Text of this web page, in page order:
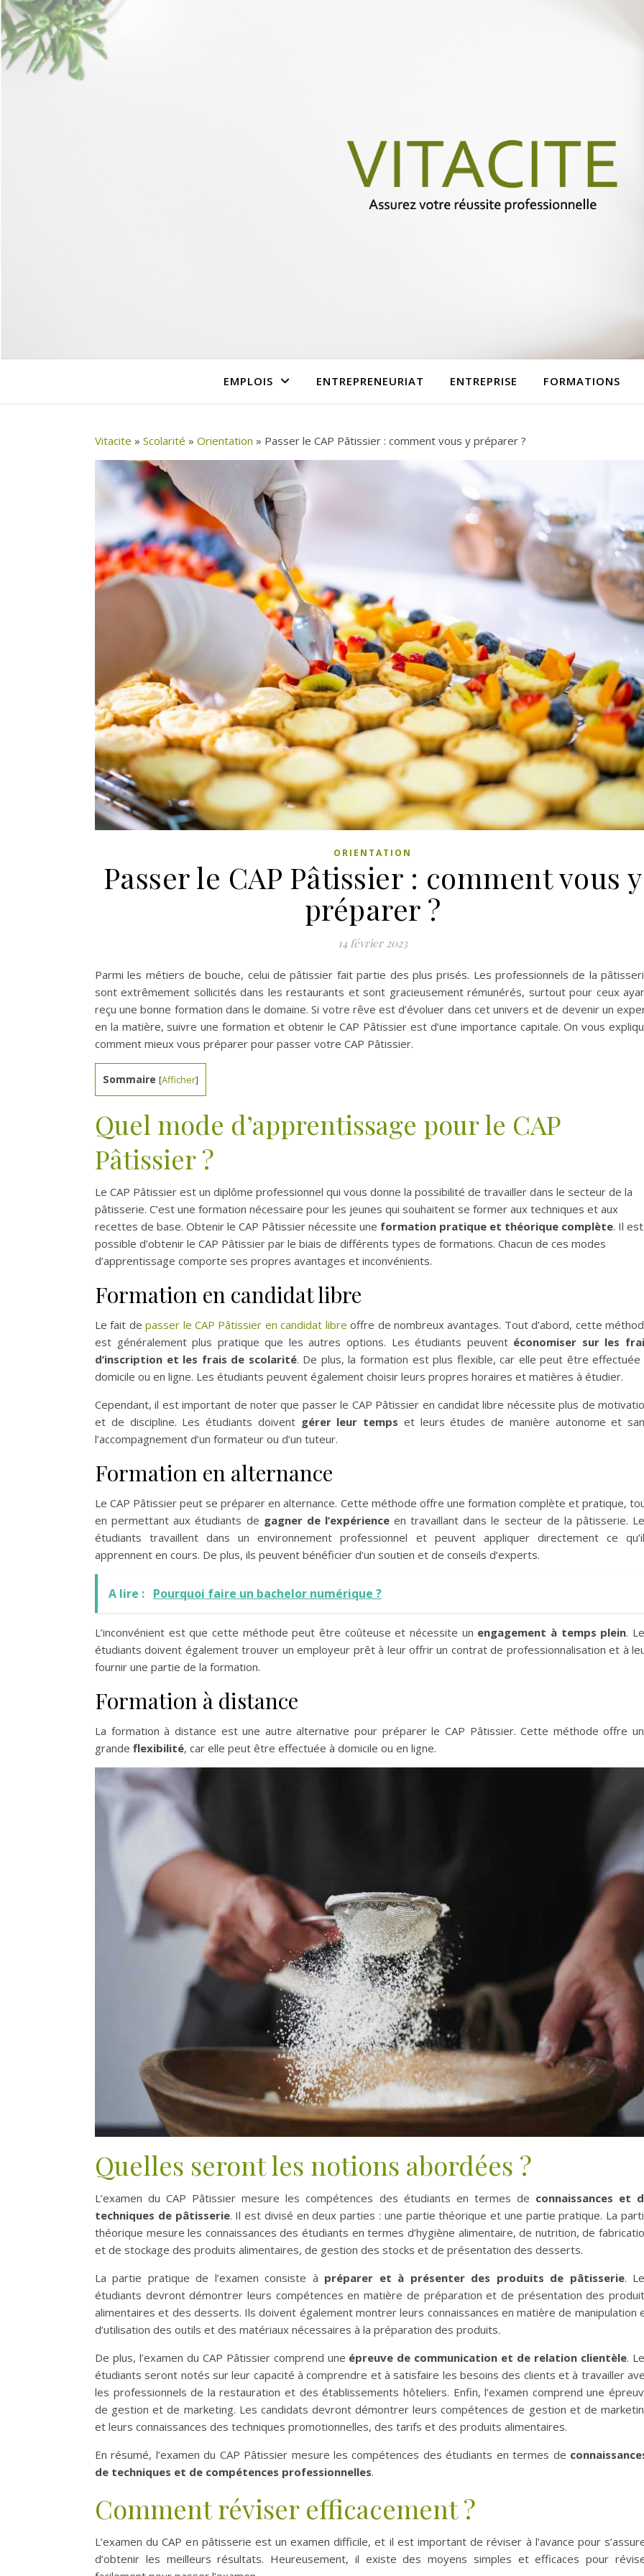
EMPLOIS ENTREPRENEURIAT ENTREPRISE FORMATIONS
Vitacite » Scolarité » Orientation » Passer le CAP Pâtissier : comment vous y préparer ?
ORIENTATION
Passer le CAP Pâtissier : comment vous y
préparer ?
14 février 2023
Parmi les métiers de bouche, celui de pâtissier fait partie des plus prisés. Les professionnels de la
sont extrêmement sollicités dans les restaurants et sont gracieusement rémunérés, surtout pour ceux
reçu une bonne formation dans le domaine. Si votre rêve est d’évoluer dans cet univers et de devenir un
en la matière, suivre une formation et obtenir le CAP Pâtissier est d’une importance capitale. On vous
comment mieux vous préparer pour passer votre CAP Pâtissier.
Sommaire [Afficher]
Quel mode d’apprentissage pour le CAP
Pâtissier ?
Le CAP Pâtissier est un diplôme professionnel qui vous donne la possibilité de travailler dans le secteur de la
pâtisserie. C’est une formation nécessaire pour les jeunes qui souhaitent se former aux techniques et aux
recettes de base. Obtenir le CAP Pâtissier nécessite une formation pratique et théorique complète. Il est
possible d’obtenir le CAP Pâtissier par le biais de différents types de formations. Chacun de ces modes
d’apprentissage comporte ses propres avantages et inconvénients.
Formation en candidat libre
Le fait depasser le CAP Pâtissier en candidat libre offre de nombreux avantages. Tout d’abord, cette
est généralement plus pratique que les autres options. Les étudiants peuvent économiser sur les
d’inscription et les frais de scolarité. De plus, la formation est plus flexible, car elle peut être effectuée
domicile ou en ligne. Les étudiants peuvent également choisir leurs propres horaires et matières à étudier.
Cependant, il est important de noter que passer le CAP Pâtissier en candidat libre nécessite plus de
et de discipline. Les étudiants doivent gérer leur temps et leurs études de manière autonome et
l’accompagnement d’un formateur ou d’un tuteur.
Formation en alternance
Le CAP Pâtissier peut se préparer en alternance. Cette méthode offre une formation complète et pratique,
en permettant aux étudiants de gagner de l’expérienceen travaillant dans le secteur de la pâtisserie.
étudiants travaillent dans un environnement professionnel et peuvent appliquer directement ce
apprennent en cours. De plus, ils peuvent bénéficier d’un soutien et de conseils d’experts.
A lire : Pourquoi faire un bachelor numérique ?
L’inconvénient est que cette méthode peut être coûteuse et nécessite un engagement à temps plein.
étudiants doivent également trouver un employeur prêt à leur offrir un contrat de professionnalisation et à
fournir une partie de la formation.
Formation à distance
La formation à distance est une autre alternative pour préparer le CAP Pâtissier. Cette méthode offre
grande flexibilité, car elle peut être effectuée à domicile ou en ligne.
Quelles seront les notions abordées ?
L’examen du CAP Pâtissier mesure les compétences des étudiants en termes de connaissances et
techniques de pâtisserie. Il est divisé en deux parties : une partie théorique et une partie pratique. La
théorique mesure les connaissances des étudiants en termes d’hygiène alimentaire, de nutrition, de
et de stockage des produits alimentaires, de gestion des stocks et de présentation des desserts.
La partie pratique de l’examen consiste à préparer et à présenter des produits de pâtisserie.
étudiants devront démontrer leurs compétences en matière de préparation et de présentation des
alimentaires et des desserts. Ils doivent également montrer leurs connaissances en matière de manipulation
d’utilisation des outils et des matériaux nécessaires à la préparation des produits.
De plus, l’examen du CAP Pâtissier comprend une épreuve de communication et de relation clientèle.
étudiants seront notés sur leur capacité à comprendre et à satisfaire les besoins des clients et à travailler
les professionnels de la restauration et des établissements hôteliers. Enfin, l’examen comprend une
de gestion et de marketing. Les candidats devront démontrer leurs compétences de gestion et de
et leurs connaissances des techniques promotionnelles, des tarifs et des produits alimentaires.
En résumé, l’examen du CAP Pâtissier mesure les compétences des étudiants en termes de
de techniques et de compétences professionnelles.
Comment réviser efficacement ?
L’examen du CAP en pâtisserie est un examen difficile, et il est important de réviser à l’avance pour
d’obtenir les meilleurs résultats. Heureusement, il existe des moyens simples et efficaces pour